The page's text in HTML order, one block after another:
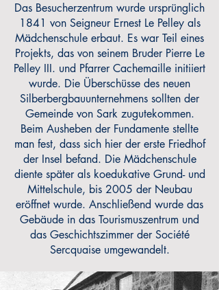
Das Besucherzentrum wurde ursprünglich
1841 von Seigneur Ernest Le Pelley als
Mädchenschule erbaut. Es war Teil eines
Projekts, das von seinem Bruder Pierre Le
Pelley III. und Pfarrer Cachemaille initiiert
wurde. Die Überschüsse des neuen
Silberbergbauunternehmens sollten der
Gemeinde von Sark zugutekommen.
Beim Ausheben der Fundamente stellte
man fest, dass sich hier der erste Friedhof
der Insel befand. Die Mädchenschule
diente später als koedukative Grund- und
Mittelschule, bis 2005 der Neubau
eröffnet wurde. Anschließend wurde das
Gebäude in das Tourismuszentrum und
das Geschichtszimmer der Société
Sercquaise umgewandelt.